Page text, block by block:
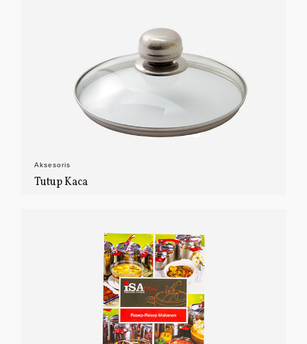
Aksesoris
Tutup Kaca